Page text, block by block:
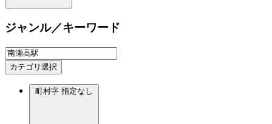
ジャンル／キーワード
カテゴリ選択
町村字 指定なし